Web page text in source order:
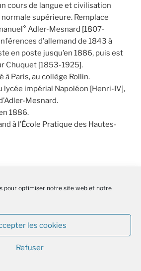
pour optimiser notre site web et notre
les cookies
Refuser
cours de langue et civilisation
normale supérieure. Remplace
Adler-Mesnard [1807-
d’allemand de 1843 à
en poste jusqu’en 1886, puis est
Chuquet [1853-1925].
à Paris, au collège Rollin.
lycée impérial Napoléon [Henri-IV],
Mesnard.
1886.
à l’École Pratique des Hautes-
ministre Victor Lanjuinais.